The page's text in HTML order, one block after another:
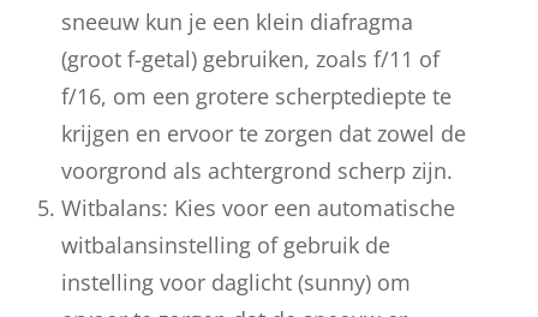
sneeuw kun je een klein diafragma
(groot f-getal) gebruiken, zoals f/11 of
f/16, om een grotere scherptediepte te
krijgen en ervoor te zorgen dat zowel de
voorgrond als achtergrond scherp zijn.
Witbalans: Kies voor een automatische
witbalansinstelling of gebruik de
instelling voor daglicht (sunny) om